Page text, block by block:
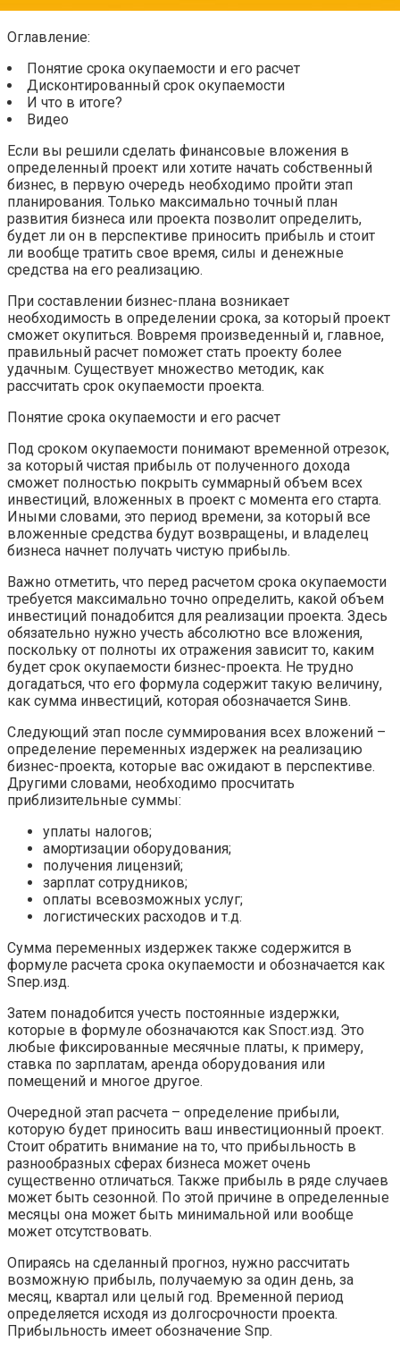
Оглавление:
Понятие срока окупаемости и его расчет
Дисконтированный срок окупаемости
И что в итоге?
Видео
Если вы решили сделать финансовые вложения в
определенный проект или хотите начать собственный
бизнес, в первую очередь необходимо пройти этап
планирования. Только максимально точный план
развития бизнеса или проекта позволит определить,
будет ли он в перспективе приносить прибыль и стоит
ли вообще тратить свое время, силы и денежные
средства на его реализацию.
При составлении бизнес-плана возникает
необходимость в определении срока, за который проект
сможет окупиться. Вовремя произведенный и, главное,
правильный расчет поможет стать проекту более
удачным. Существует множество методик, как
рассчитать срок окупаемости проекта.
Понятие срока окупаемости и его расчет
Под сроком окупаемости понимают временной отрезок,
за который чистая прибыль от полученного дохода
сможет полностью покрыть суммарный объем всех
инвестиций, вложенных в проект с момента его старта.
Иными словами, это период времени, за который все
вложенные средства будут возвращены, и владелец
бизнеса начнет получать чистую прибыль.
Важно отметить, что перед расчетом срока окупаемости
требуется максимально точно определить, какой объем
инвестиций понадобится для реализации проекта. Здесь
обязательно нужно учесть абсолютно все вложения,
поскольку от полноты их отражения зависит то, каким
будет срок окупаемости бизнес-проекта. Не трудно
догадаться, что его формула содержит такую величину,
как сумма инвестиций, которая обозначается Sинв.
Следующий этап после суммирования всех вложений –
определение переменных издержек на реализацию
бизнес-проекта, которые вас ожидают в перспективе.
Другими словами, необходимо просчитать
приблизительные суммы:
уплаты налогов;
амортизации оборудования;
получения лицензий;
зарплат сотрудников;
оплаты всевозможных услуг;
логистических расходов и т.д.
Сумма переменных издержек также содержится в
формуле расчета срока окупаемости и обозначается как
Sпер.изд.
Затем понадобится учесть постоянные издержки,
которые в формуле обозначаются как Sпост.изд. Это
любые фиксированные месячные платы, к примеру,
ставка по зарплатам, аренда оборудования или
помещений и многое другое.
Очередной этап расчета – определение прибыли,
которую будет приносить ваш инвестиционный проект.
Стоит обратить внимание на то, что прибыльность в
разнообразных сферах бизнеса может очень
существенно отличаться. Также прибыль в ряде случаев
может быть сезонной. По этой причине в определенные
месяцы она может быть минимальной или вообще
может отсутствовать.
Опираясь на сделанный прогноз, нужно рассчитать
возможную прибыль, получаемую за один день, за
месяц, квартал или целый год. Временной период
определяется исходя из долгосрочности проекта.
Прибыльность имеет обозначение Sпр.